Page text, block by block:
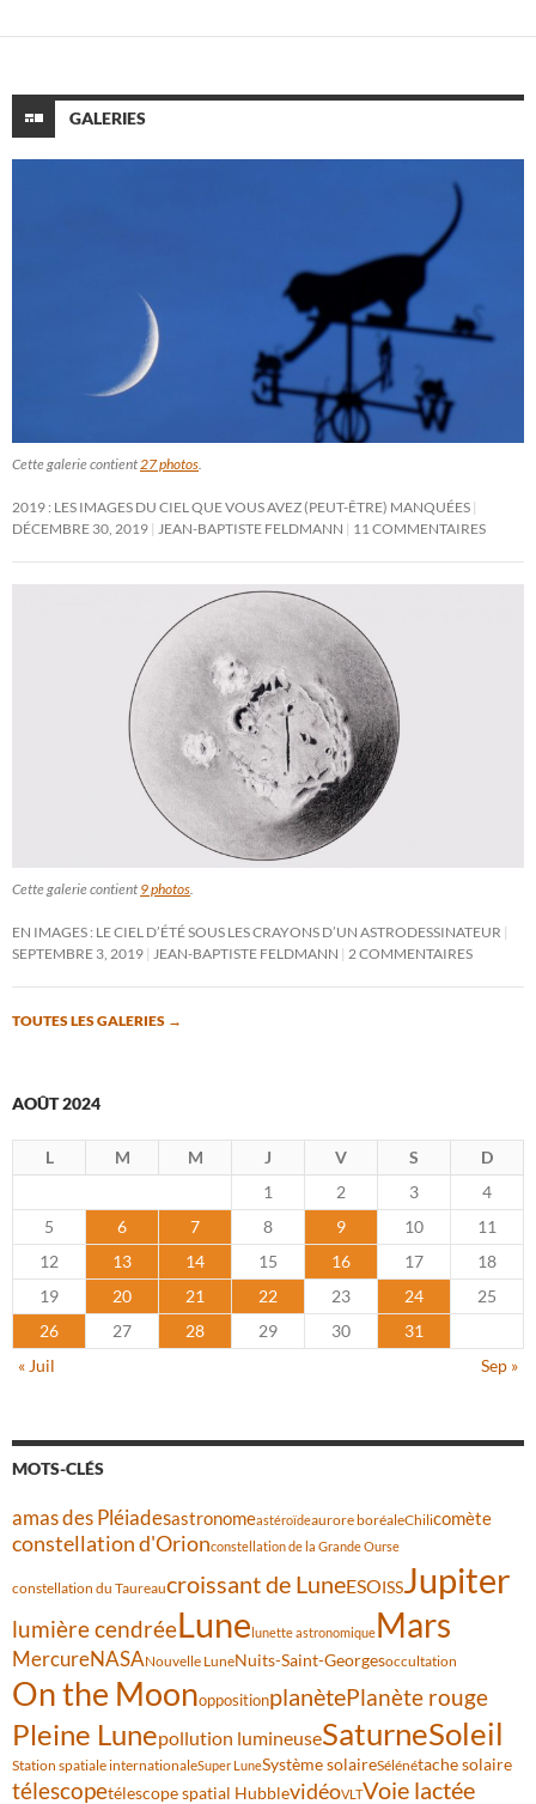
GALERIES
Cette galerie contient 27 photos
2019 : LES IMAGES DU CIEL QUE VOUS AVEZ (PEUT-ÊTRE) MANQUÉES
DÉCEMBRE 30, 2019
JEAN-BAPTISTE FELDMANN 11 COMMENTAIRES
Cette galerie contient 9 photos
EN IMAGES : LE CIEL D’ÉTÉ SOUS LES CRAYONS D’UN ASTRODESSINATEUR
SEPTEMBRE 3, 2019
JEAN-BAPTISTE FELDMANN 2 COMMENTAIRES
TOUTES LES GALERIES →
AOÛT 2024
L M M J V S
D
1
2 3
4
5
6 7 8 9 10
11
12
13 14 15 16 17
18
19
20 21 22 23 24
25
26
27 28 29 30
31
« Juil
Sep »
MOTS-CLÉS
amas des Pléiadesastronomeastéroïdeaurore boréaleChilicomète
constellation d'Orionconstellation de la Grande Ourse
constellation du Taureaucroissant de LuneESOISSJupiter
lumière cendréeLunelunette astronomiqueMars
MercureNASANouvelle LuneNuits-Saint-Georgesoccultation
On the MoonoppositionplanètePlanète rouge
Pleine Lunepollution lumineuseSaturneSoleil
Station spatiale internationaleSuper LuneSystème solaireSélénétache solaire
télescopetélescope spatial HubblevidéoVLTVoie lactée